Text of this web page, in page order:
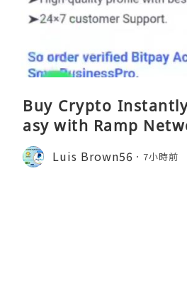
Buy Crypto
asy with Ramp
Luis Brown56 7小時前